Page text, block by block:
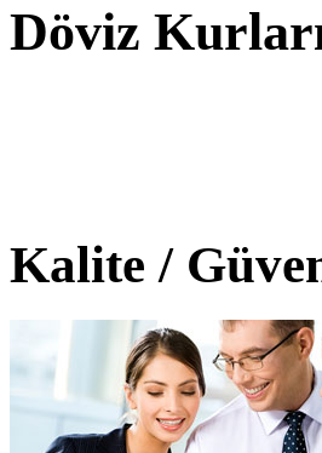
Döviz
Kalite /